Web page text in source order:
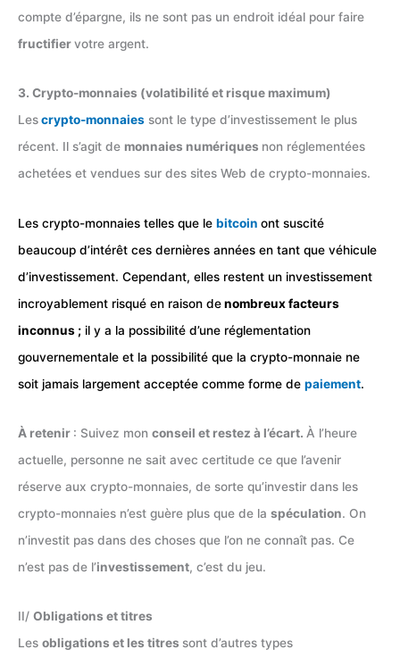
compte d’épargne, ils ne sont pas un endroit idéal pour faire
fructifiervotre argent.
3. Crypto-monnaies (volatibilité et risque maximum)
Lescrypto-monnaies sont le type d’investissement le plus
récent. Il s’agit de monnaies numériques non réglementées
achetées et vendues sur des sites Web de crypto-monnaies.
Les crypto-monnaies telles que le bitcoin ont suscité
beaucoup d’intérêt ces dernières années en tant que véhicule
d’investissement. Cependant, elles restent un investissement
incroyablement risqué en raison denombreux facteurs
inconnus ; il y a la possibilité d’une réglementation
gouvernementale et la possibilité que la crypto-monnaie ne
soit jamais largement acceptée comme forme de paiement.
À retenir : Suivez mon conseil et restez à l’écart. À l’heure
actuelle, personne ne sait avec certitude ce que l’avenir
réserve aux crypto-monnaies, de sorte qu’investir dans les
crypto-monnaies n’est guère plus que de la spéculation. On
n’investit pas dans des choses que l’on ne connaît pas. Ce
n’est pas de l’investissement, c’est du jeu.
II/ Obligations et titres
Les obligations et les titres sont d’autres types